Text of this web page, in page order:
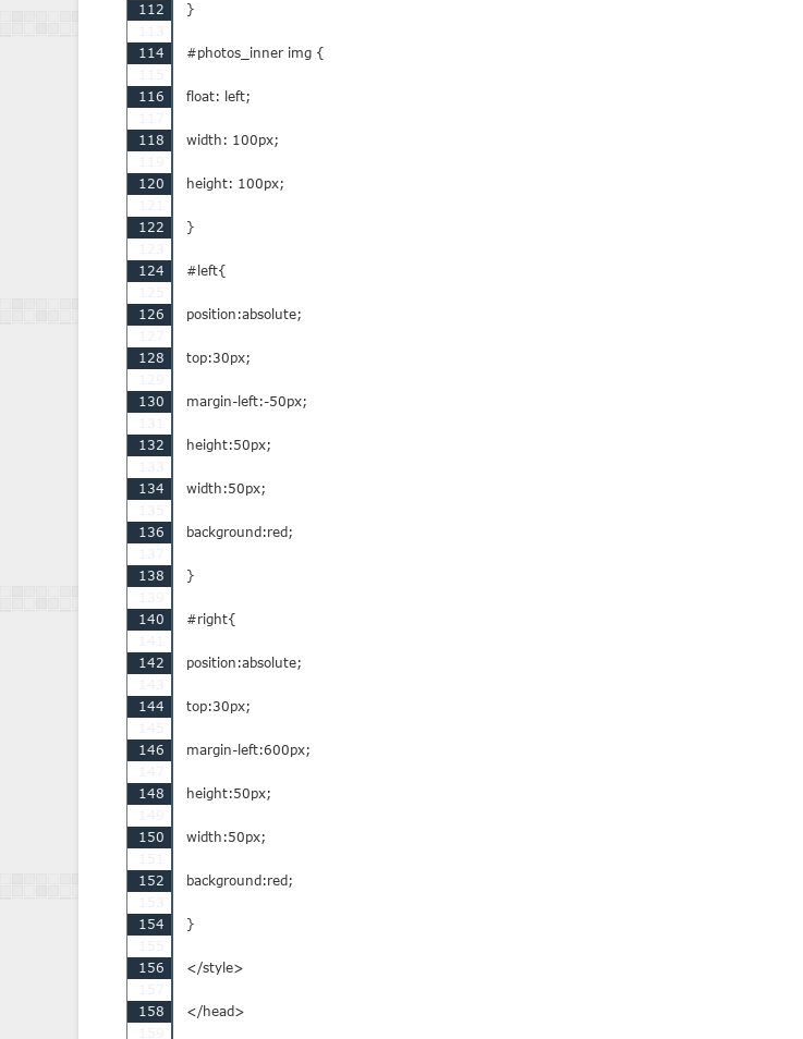
112
114
116
118
120
122
124
126
128
130
132
134
136
138
140
142
144
146
148
150
152
154
156
158
}
#photos_inner img {
float: left;
width: 100px;
height: 100px;
}
#left{
position:absolute;
top:30px;
margin-left:-50px;
height:50px;
width:50px;
background:red;
}
#right{
position:absolute;
top:30px;
margin-left:600px;
height:50px;
width:50px;
background:red;
}
</style>
</head>